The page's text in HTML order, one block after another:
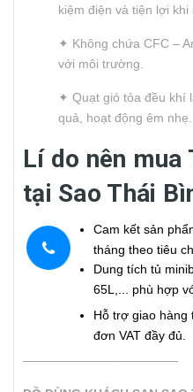
kiệm điện và tiện lợi khi
✦ Không chứa CFC –
với môi trường.
✦ Quạt gió tỏa đều khí
quả, hoạt động êm nhẹ.
Lí do nên
tại Sao Thái
Cam kết sản
tháng theo tiêu
Dung tích tủ
65L,... phù hợp
Hỗ trợ giao hàng
đơn VAT đầy đủ.
———————–—————